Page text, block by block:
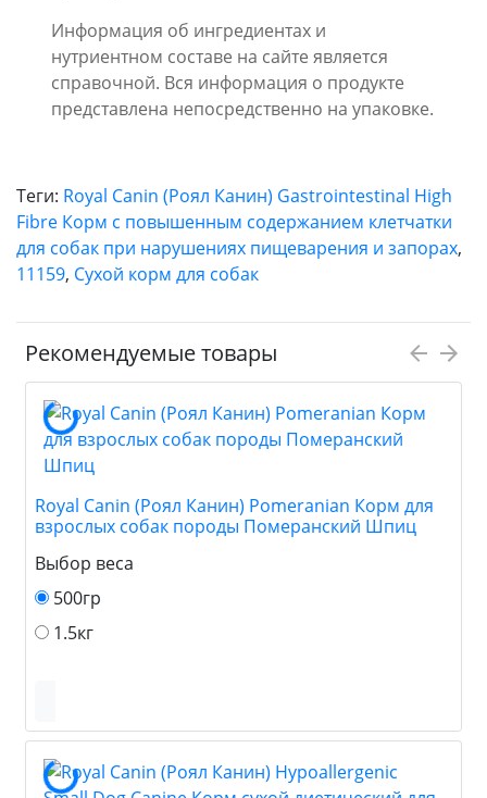
Информация об ингредиентах и
нутриентном составе на сайте является
справочной. Вся информация о продукте
представлена непосредственно на упаковке.
Теги: Royal Canin (Роял Канин) Gastrointestinal High
Fibre Корм с повышенным содержанием клетчатки
для собак при нарушениях пищеварения и запорах,
11159, Сухой корм для собак
Рекомендуемые товары
Royal Canin (Роял Канин) Pomeranian Корм для
взрослых собак породы Померанский Шпиц
Выбор веса
500гр
1.5кг